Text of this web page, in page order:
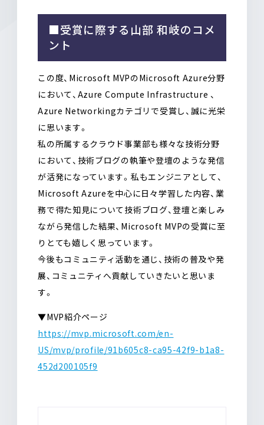
■受賞に際する山部 和岐のコメ
ント
この度、Microsoft MVPのMicrosoft Azure分野
において、Azure Compute Infrastructure 、
Azure Networkingカテゴリで受賞し、誠に光栄
に思います。
私の所属するクラウド事業部も様々な技術分野
において、技術ブログの執筆や登壇のような発信
が活発になっています。私もエンジニアとして、
Microsoft Azureを中心に日々学習した内容、業
務で得た知見について技術ブログ、登壇と楽しみ
ながら発信した結果、Microsoft MVPの受賞に至
りとても嬉しく思っています。
今後もコミュニティ活動を通じ、技術の普及や発
展、コミュニティへ貢献していきたいと思いま
す。
▼MVP紹介ページ
https://mvp.microsoft.com/en-
US/mvp/profile/91b605c8-ca95-42f9-b1a8-
452d200105f9